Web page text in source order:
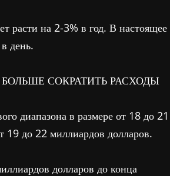
расти на 2-3% в год. В настоящее
день.
СОКРАТИТЬ РАСХОДЫ
диапазона в размере от 18 до 21
19 до 22 миллиардов долларов.
долларов до конца